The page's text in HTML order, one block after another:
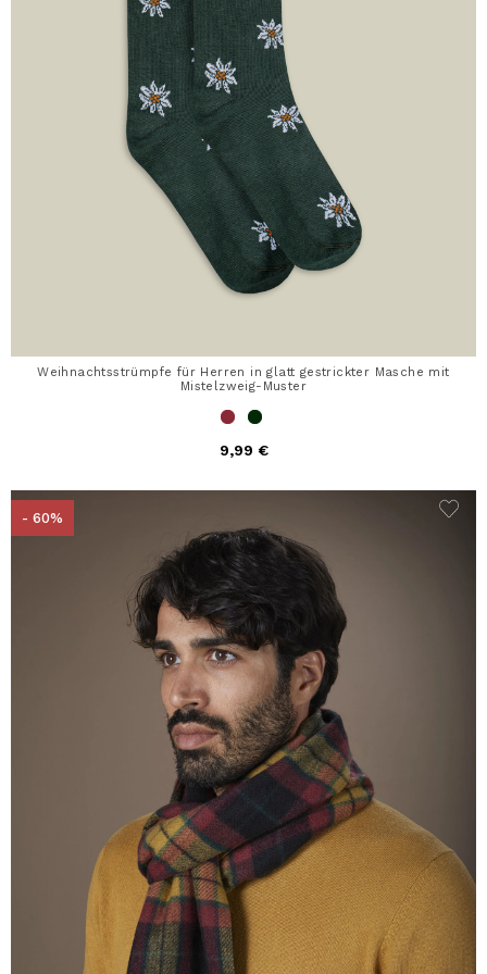
Weihnachtsstrümpfe für Herren in glatt gestrickter Masche mit
Mistelzweig-Muster
9,99 €
- 60%